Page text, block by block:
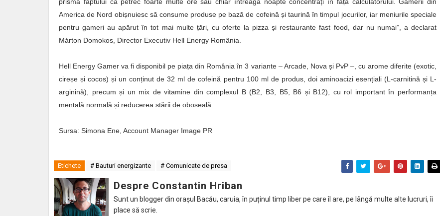
America de Nord obișnuiesc să consume produse pe bază de cofeină și taurină în timpul jocurilor, iar meniurile speciale
pentru gameri au apărut în tot mai multe țări, cu oferte la pizza și restaurante fast food, dar nu numai”, a declarat
Márton Domokos, Director Executiv Hell Energy România.
Hell Energy Gamer va fi disponibil pe piața din România în 3 variante – Arcade, Nova și PvP –, cu arome diferite (exotic,
cireșe și cocos) și un conținut de 32 ml de cofeină pentru 100 ml de produs, doi aminoacizi esențiali (L-carnitină și L-
arginină), precum și un mix de vitamine din complexul B (B2, B3, B5, B6 și B12), cu rol important în performanța
mentală normală și reducerea stării de oboseală.
Sursa: Simona Ene, Account Manager Image PR
Etichete # Bauturi energizante # Comunicate de presa
Despre Constantin Hriban
Sunt un blogger din orașul Bacău, caruia, în puținul timp liber pe care îl are, pe lângă multe alte lucruri, îi
place să scrie.